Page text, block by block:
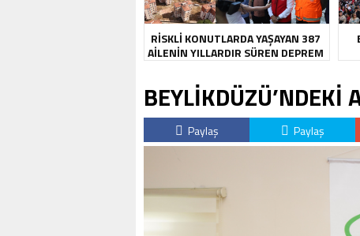
RİSKLİ KONUTLARDA YAŞAYAN 387
AİLENİN YILLARDIR SÜREN DEPREM
BEYLİKDÜZÜ’NDEKİ
Paylaş Paylaş